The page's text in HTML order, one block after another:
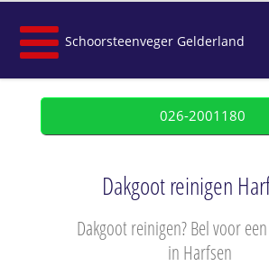
Schoorsteenveger Gelderland
026-2001180
Dakgoot reinigen
Dakgoot reinigen? Bel voor
in Harfsen